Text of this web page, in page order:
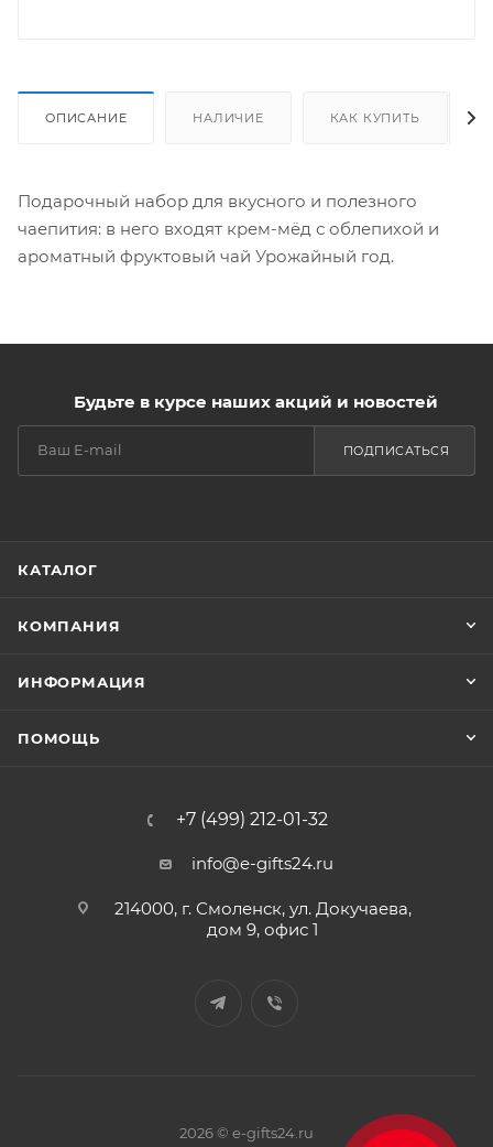
ОПИСАНИЕ НАЛИЧИЕ КАК КУПИТЬ
Подарочный набор для вкусного и полезного
чаепития: в него входят крем-мёд с облепихой и
ароматный фруктовый чай Урожайный год.
Будьте в курсе наших акций и новостей
ПОДПИСАТЬСЯ
КАТАЛОГ
КОМПАНИЯ
ИНФОРМАЦИЯ
ПОМОЩЬ
+7 (499) 212-01-32
info@e-gifts24.ru
214000, г. Смоленск, ул. Докучаева,
дом 9, офис 1
2026 © e-gifts24.ru